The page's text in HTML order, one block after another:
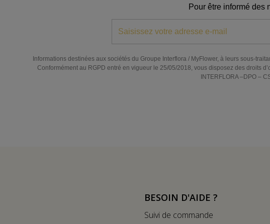
Pour être informé des
Informations destinées aux sociétés du Groupe Interflora / MyFlower, à leurs sous-
Conformément au RGPD entré en vigueur le 25/05/2018, vous disposez des droits
INTERFLORA –DPO –
BESOIN D'AIDE ?
Suivi de commande